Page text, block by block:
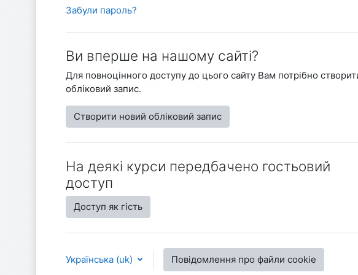
Забули пароль?
Ви вперше на нашому сайті?
Для повноцінного доступу до цього сайту Вам потрібно
обліковий запис.
Створити новий обліковий запис
На деякі курси передбачено гостьовий
доступ
Доступ як гість
Українська ‎(uk)‎ Повідомлення про файли cookie